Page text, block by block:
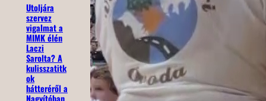
Utoljára
szervez
vigalmat a
MIMK élén
Laczi
Sarolta? A
kulisszatitk
ok
hátteréről a
Nagyítóban